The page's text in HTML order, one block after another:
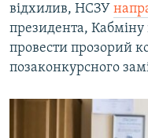
відхилив, НСЗУ
президента, Кабміну
провести прозорий
позаконкурсного